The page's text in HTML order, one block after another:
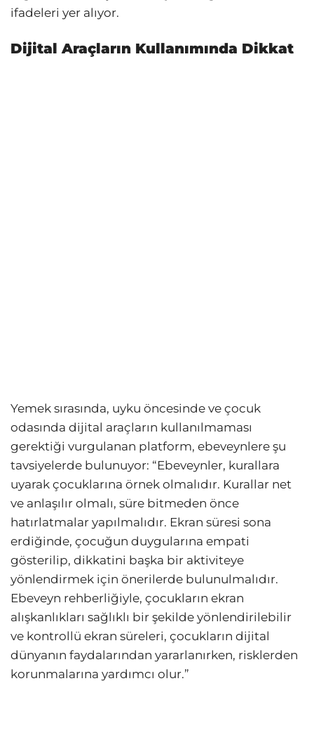
ifadeleri yer alıyor.
Dijital Araçların Kullanımında Dikkat
Yemek sırasında, uyku öncesinde ve çocuk
odasında dijital araçların kullanılmaması
gerektiği vurgulanan platform, ebeveynlere şu
tavsiyelerde bulunuyor: “Ebeveynler, kurallara
uyarak çocuklarına örnek olmalıdır. Kurallar net
ve anlaşılır olmalı, süre bitmeden önce
hatırlatmalar yapılmalıdır. Ekran süresi sona
erdiğinde, çocuğun duygularına empati
gösterilip, dikkatini başka bir aktiviteye
yönlendirmek için önerilerde bulunulmalıdır.
Ebeveyn rehberliğiyle, çocukların ekran
alışkanlıkları sağlıklı bir şekilde yönlendirilebilir
ve kontrollü ekran süreleri, çocukların dijital
dünyanın faydalarından yararlanırken, risklerden
korunmalarına yardımcı olur.”